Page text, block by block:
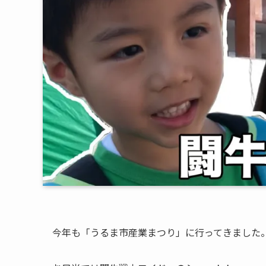
今年も「うるま市産業まつり」に行ってきました